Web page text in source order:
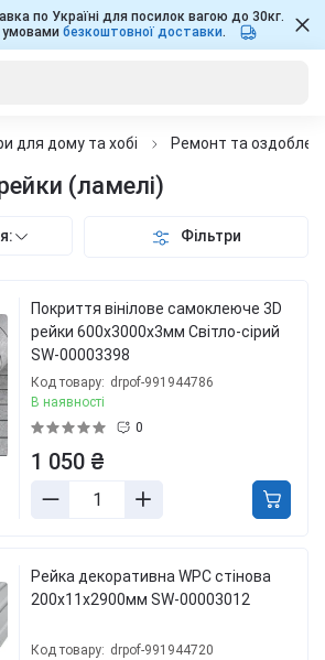
по Україні для посилок вагою до 30кг.
умовами безкоштовної доставки.
для дому та хобі Ремонт та
(ламелі)
Фільтри
Покриття вінілове самоклеюче 3D
рейки 600х3000х3мм Світло-сірий
SW-00003398
Код товару: drpof-991944786
В наявності
0
1 050 ₴
Рейка декоративна WPC стінова
200х11х2900мм SW-00003012
Код товару: drpof-991944720